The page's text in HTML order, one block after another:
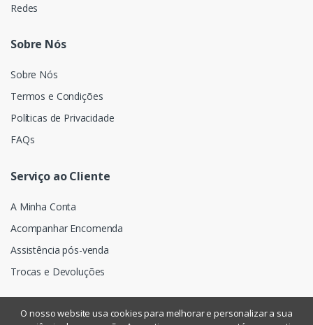
Redes
Sobre Nós
Sobre Nós
Termos e Condições
Políticas de Privacidade
FAQs
Serviço ao Cliente
A Minha Conta
Acompanhar Encomenda
Assistência pós-venda
Trocas e Devoluções
O nosso website usa cookies para melhorar e personalizar a sua